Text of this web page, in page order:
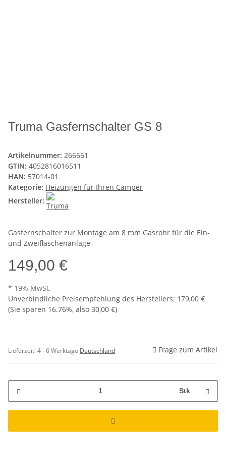
Truma Gasfernschalter GS 8
Artikelnummer: 266661
GTIN: 4052816016511
HAN: 57014-01
Kategorie: Heizungen für Ihren Camper
Hersteller:
Gasfernschalter zur Montage am 8 mm Gasrohr für die Ein-
und Zweiflaschenanlage
149,00 €
* 19% MwSt.
Unverbindliche Preisempfehlung des Herstellers: 179,00 €
(Sie sparen 16.76%, also 30,00 €)
Lieferzeit:4 - 6 Werktage Deutschland Frage zum Artikel
Stk